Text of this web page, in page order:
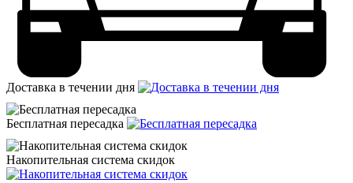
Доставка в течении дня
Бесплатная пересадка
Накопительная система скидок